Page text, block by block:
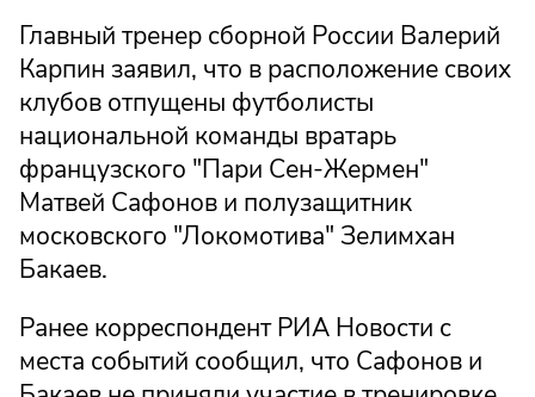
Главный тренер сборной России Валерий
Карпин заявил, что в расположение своих
клубов отпущены футболисты
национальной команды вратарь
французского "Пари Сен-Жермен"
Матвей Сафонов и полузащитник
московского "Локомотива" Зелимхан
Бакаев.
Ранее корреспондент РИА Новости с
места событий сообщил, что Сафонов и